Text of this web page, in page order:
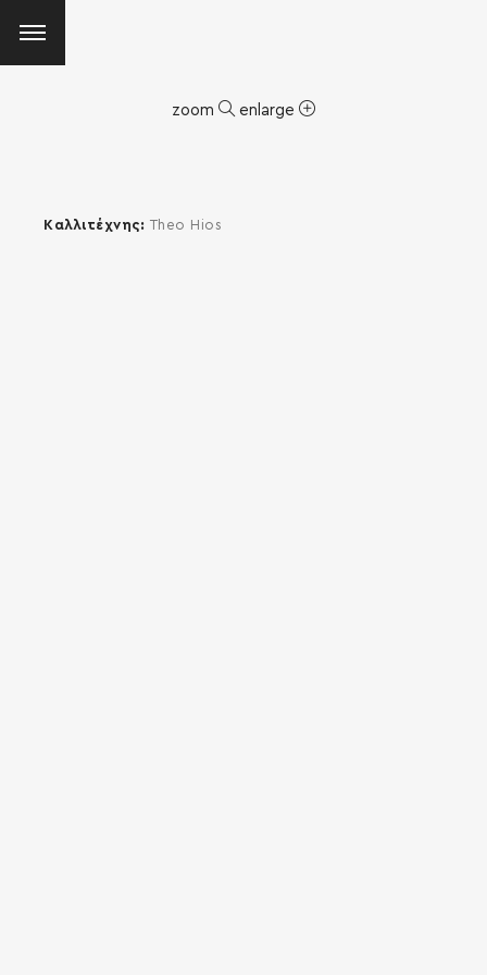
zoom enlarge
Καλλιτέχνης Theo Hios